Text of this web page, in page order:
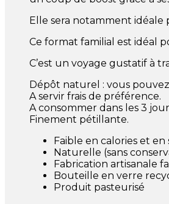
Elle sera notamment idéale
Ce format familial est idéal
C’est un voyage gustatif à
Dépôt naturel : vous
A servir frais de préférence.
A consommer dans les 3
Finement pétillante.
Faible en calories et en
Naturelle (sans
Fabrication artisanale
Bouteille en verre
Produit pasteurisé